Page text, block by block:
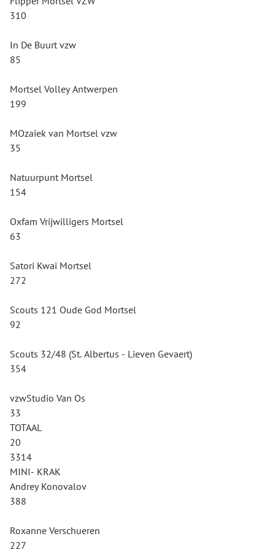
310
In De Buurt vzw
85
Mortsel Volley Antwerpen
199
MOzaîek van Mortsel vzw
35
Natuurpunt Mortsel
154
Oxfam Vrijwilligers Mortsel
63
Satori Kwai Mortsel
272
Scouts 121 Oude God Mortsel
92
Scouts 32/48 (St. Albertus - Lieven Gevaert)
354
vzwStudio Van Os
33
TOTAAL
20
3314
MINI- KRAK
Andrey Konovalov
388
Roxanne Verschueren
227